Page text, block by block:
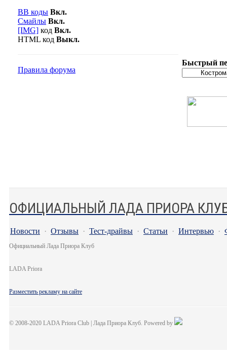
BB коды Вкл.
Смайлы Вкл.
[IMG] код Вкл.
HTML код Выкл.
Правила форума
Быстрый
ОФИЦИАЛЬНЫЙ ЛАДА ПРИОРА
Новости · Отзывы · Тест-драйвы · Статьи · Интервью ·
Официальный Лада Приора Клуб
LADA Priora
Разместить рекламу на сайте
© 2008-2020 LADA Priora Club | Лада Приора Клуб. Powered by